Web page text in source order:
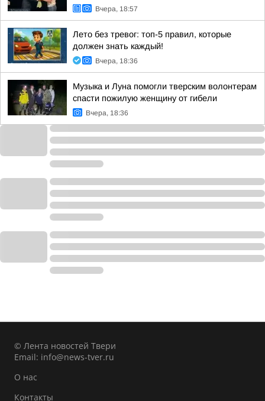
Вчера, 18:57
Лето без тревог: топ-5 правил, которые
должен знать каждый!
Вчера, 18:36
Музыка и Луна помогли тверским волонтерам
спасти пожилую женщину от гибели
Вчера, 18:36
© Лента новостей Твери
Email: info@news-tver.ru
О нас
Контакты